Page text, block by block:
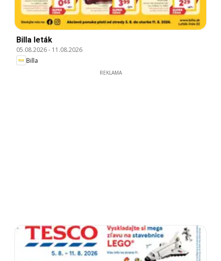
Billa leták
05.08.2026- 11.08.2026
Billa
REKLAMA